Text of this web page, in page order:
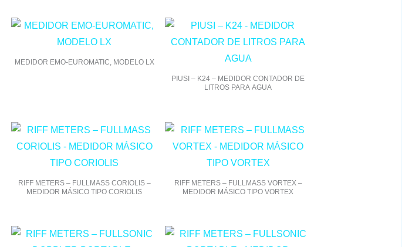
MEDIDOR EMO-EUROMATIC, MODELO LX
PIUSI – K24 – MEDIDOR CONTADOR DE
LITROS PARA AGUA
RIFF METERS – FULLMASS CORIOLIS –
MEDIDOR MÁSICO TIPO CORIOLIS
RIFF METERS – FULLMASS VORTEX –
MEDIDOR MÁSICO TIPO VORTEX